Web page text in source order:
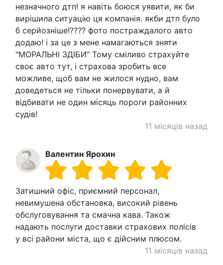
незначного дтп! я навіть боюся уявити, як би
вирішила ситуацію ця компанія. якби дтп було
б серйозніше!???? фото постраждалого авто
додаю! і за це з мене намагаються зняти
"МОРАЛЬНІ ЗДІБИ" Тому сміливо страхуйте
своє авто тут, і страхова зробить все
можливе, щоб вам не жилося нудно, вам
доведеться не тільки понервувати, а й
відбивати не один місяць пороги районних
судів!
11 місяців назад
Валентин Ярохин
Затишний офіс, приємний персонал,
невимушена обстановка, високий рівень
обслуговування та смачна кава. Також
надають послуги доставки страхових полісів
у всі райони міста, що є дійсним плюсом.
11 місяців назад